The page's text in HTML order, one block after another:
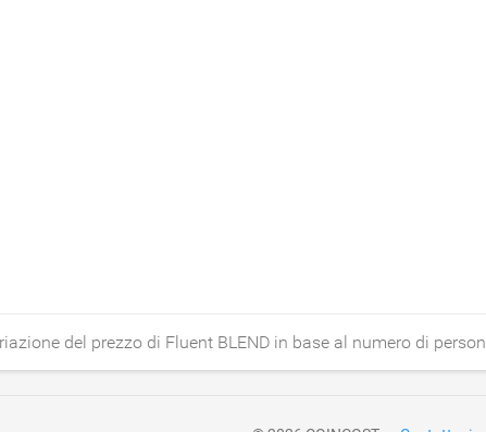
del prezzo di Fluent BLEND in base al numero di